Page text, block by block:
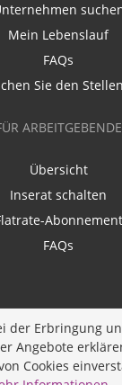
Mein Lebenslauf
FAQs
Sie den
ARBEITGEBENDE
Übersicht
Inserat schalten
Abonnement
FAQs
Diversity Job
der Erbringung
Angebote
Cookies